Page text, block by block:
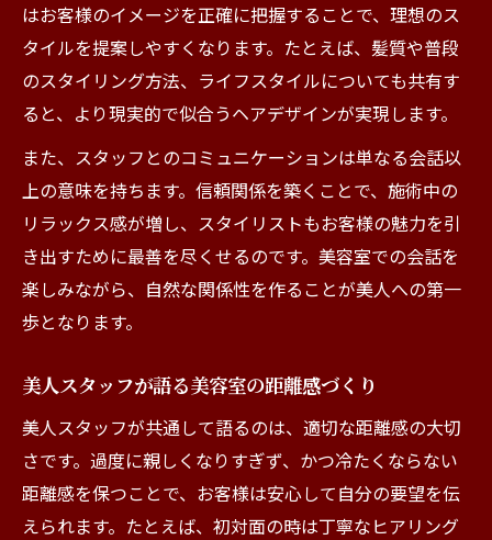
はお客様のイメージを正確に把握することで、理想のス
タイルを提案しやすくなります。たとえば、髪質や普段
のスタイリング方法、ライフスタイルについても共有す
ると、より現実的で似合うヘアデザインが実現します。
また、スタッフとのコミュニケーションは単なる会話以
上の意味を持ちます。信頼関係を築くことで、施術中の
リラックス感が増し、スタイリストもお客様の魅力を引
き出すために最善を尽くせるのです。美容室での会話を
楽しみながら、自然な関係性を作ることが美人への第一
歩となります。
美人スタッフが語る美容室の距離感づくり
美人スタッフが共通して語るのは、適切な距離感の大切
さです。過度に親しくなりすぎず、かつ冷たくならない
距離感を保つことで、お客様は安心して自分の要望を伝
えられます。たとえば、初対面の時は丁寧なヒアリング